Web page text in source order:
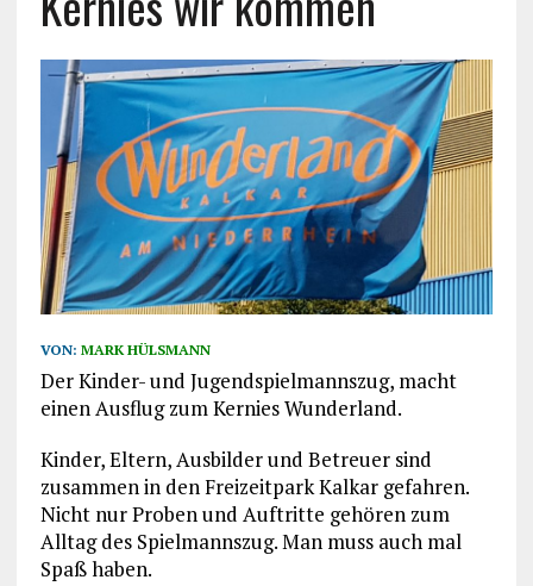
VON: MARK HÜLSMANN
Der Kinder- und Jugendspielmannszug, macht
einen Ausflug zum Kernies Wunderland.
Kinder, Eltern, Ausbilder und Betreuer sind
zusammen in den Freizeitpark Kalkar gefahren.
Nicht nur Proben und Auftritte gehören zum
Alltag des Spielmannszug. Man muss auch mal
Spaß haben.